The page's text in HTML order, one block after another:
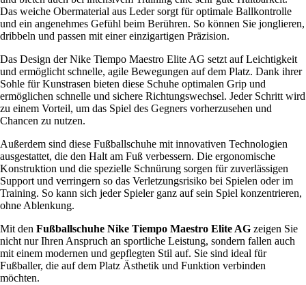
Das weiche Obermaterial aus Leder sorgt für optimale Ballkontrolle
und ein angenehmes Gefühl beim Berühren. So können Sie jonglieren,
dribbeln und passen mit einer einzigartigen Präzision.
Das Design der Nike Tiempo Maestro Elite AG setzt auf Leichtigkeit
und ermöglicht schnelle, agile Bewegungen auf dem Platz. Dank ihrer
Sohle für Kunstrasen bieten diese Schuhe optimalen Grip und
ermöglichen schnelle und sichere Richtungswechsel. Jeder Schritt wird
zu einem Vorteil, um das Spiel des Gegners vorherzusehen und
Chancen zu nutzen.
Außerdem sind diese Fußballschuhe mit innovativen Technologien
ausgestattet, die den Halt am Fuß verbessern. Die ergonomische
Konstruktion und die spezielle Schnürung sorgen für zuverlässigen
Support und verringern so das Verletzungsrisiko bei Spielen oder im
Training. So kann sich jeder Spieler ganz auf sein Spiel konzentrieren,
ohne Ablenkung.
Mit den Fußballschuhe Nike Tiempo Maestro Elite AG zeigen Sie
nicht nur Ihren Anspruch an sportliche Leistung, sondern fallen auch
mit einem modernen und gepflegten Stil auf. Sie sind ideal für
Fußballer, die auf dem Platz Ästhetik und Funktion verbinden
möchten.